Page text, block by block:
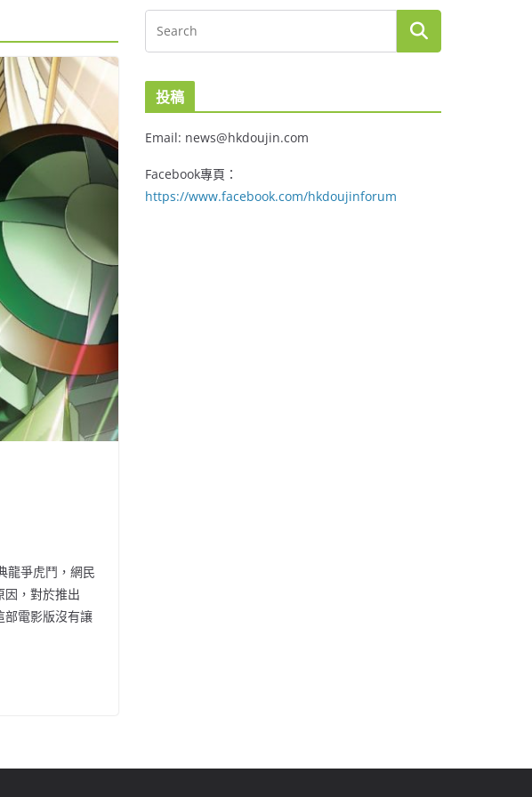
龍爭虎鬥，網民
因，對於推出
部電影版沒有讓
投稿
Email: news@hkdoujin.com
Facebook專頁：
https://www.facebook.com/hkdoujinforum